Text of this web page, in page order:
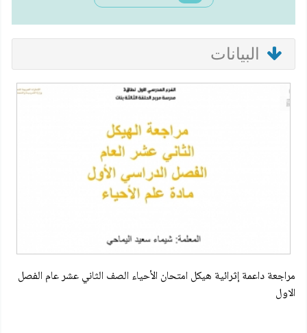
البيانات
مراجعة داعمة إثرائية هيكل امتحان الأحياء الصف الثاني عشر عام الفصل
الاول